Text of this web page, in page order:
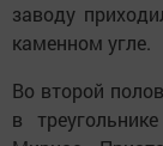
заводу
каменном угле.
Во второй
в